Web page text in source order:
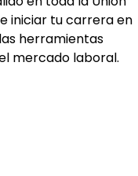
iniciar tu carrera en
herramientas
mercado laboral.